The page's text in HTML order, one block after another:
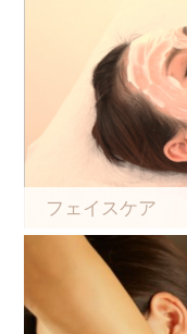
フェイスケア